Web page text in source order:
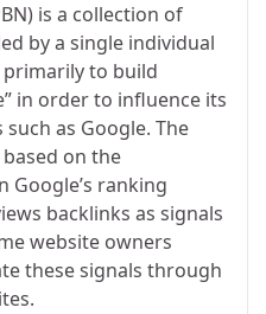
is a collection of
by a single individual
to build
in order to influence its
as Google. The
on the
Google’s ranking
backlinks as signals
website owners
these signals through